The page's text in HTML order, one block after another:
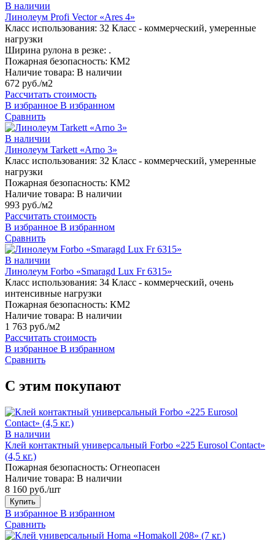
В наличии
Линолеум Profi Vector «Ares 4»
Класс использования: 32 Класс - коммерческий, умеренные
нагрузки
Ширина рулона в резке: .
Пожарная безопасность: КМ2
Наличие товара: В наличии
672 руб./м2
Рассчитать стоимость
В избранное В избранном
Сравнить
В наличии
Линолеум Tarkett «Arno 3»
Класс использования: 32 Класс - коммерческий, умеренные
нагрузки
Пожарная безопасность: КМ2
Наличие товара: В наличии
993 руб./м2
Рассчитать стоимость
В избранное В избранном
Сравнить
В наличии
Линолеум Forbo «Smaragd Lux Fr 6315»
Класс использования: 34 Класс - коммерческий, очень
интенсивные нагрузки
Пожарная безопасность: КМ2
Наличие товара: В наличии
1 763 руб./м2
Рассчитать стоимость
В избранное В избранном
Сравнить
С этим покупают
В наличии
Клей контактный универсальный Forbo «225 Eurosol Contact»
(4,5 кг.)
Пожарная безопасность: Огнеопасен
Наличие товара: В наличии
8 160 руб./шт
Купить
В избранное В избранном
Сравнить